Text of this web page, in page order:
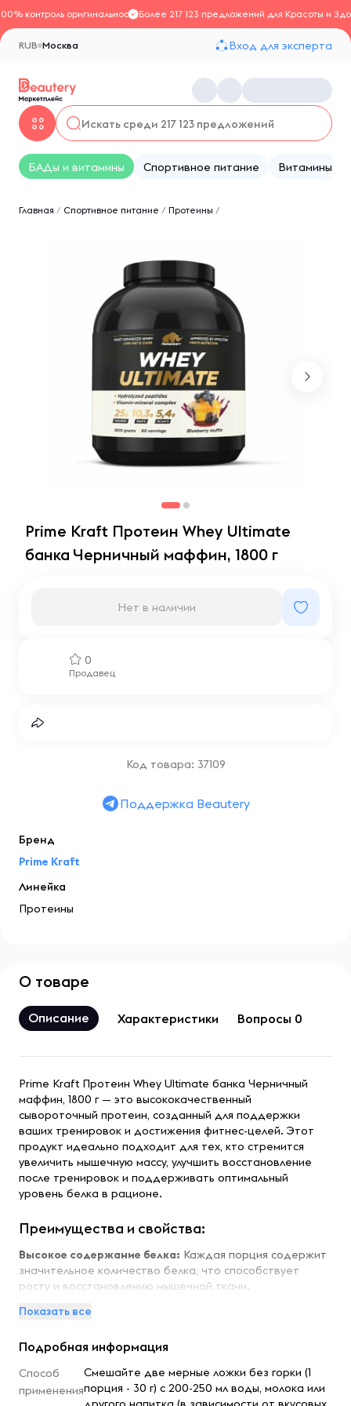
контроль оригинальностиБолее 217 123 предложений для Красоты и
Москва
RUB Вход для эксперта
БАДы и витамины Спортивное питание Витамины
Главная / Спортивное питание / Протеины /
Prime Kraft Протеин Whey Ultimate
банка Черничный маффин, 1800 г
0
Продавец
Нет в наличии
Код товара: 37109
Поддержка Beautery
Бренд
Prime Kraft
Линейка
Протеины
О товаре
Описание Характеристики Вопросы 0
Prime Kraft Протеин Whey Ultimate банка Черничный
маффин, 1800 г — это высококачественный
сывороточный протеин, созданный для поддержки
ваших тренировок и достижения фитнес-целей. Этот
продукт идеально подходит для тех, кто стремится
увеличить мышечную массу, улучшить восстановление
после тренировок и поддерживать оптимальный
уровень белка в рационе.
Преимущества и свойства:
Высокое содержание белка: Каждая порция содержит
значительное количество белка, что способствует
росту и восстановлению мышечной ткани.
усваивается организмом, обеспечивая мгновенное
Низкое содержание жиров и углеводов:
калорийностью своего рациона и стремится к снижению
жировой массы.
Показать все
Подробная информация
Способ
применения
Смешайте две мерные ложки без горки (1
порция - 30 г) с 200-250 мл воды, молока или